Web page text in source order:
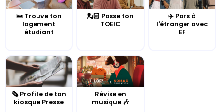
🛌 Trouve ton
logement
étudiant
💂🏻 Passe ton
TOEIC
✈️ Pars à
l'étranger avec
EF
🗞️ Profite de ton
kiosque Presse
Révise en
musique 🎶